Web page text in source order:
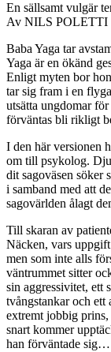
En sällsamt vulgär
Av NILS
Baba Yaga tar
Yaga är en ökänd
Enligt myten bor
tar sig fram i en
utsätta ungdomar
förväntas bli rikligt
I den här versionen
om till psykolog.
dit sagoväsen söker
i samband med att
sagovärlden ålagt
Till skaran av
Näcken, vars
men som inte alls
väntrummet sitter
sin aggressivitet, ett
tvångstankar och ett
extremt jobbig
snart kommer
han förväntade sig…